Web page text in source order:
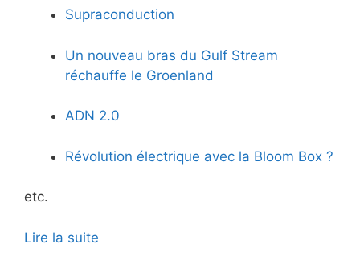
Supraconduction
Un nouveau bras du Gulf Stream
réchauffe le Groenland
ADN 2.0
Révolution électrique avec la Bloom Box ?
etc.
Lire la suite